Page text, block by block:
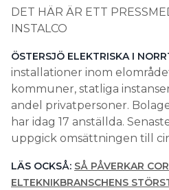
DET HÄR ÄR ETT
INSTALCO
ÖSTERSJÖ ELEKTRISKA I
installationer inom
kommuner, statliga
andel privatpersoner.
har idag 17 anställda.
uppgick omsättningen till
LÄS OCKSÅ: SÅ PÅVERKAR
ELTEKNIKBRANSCHENS